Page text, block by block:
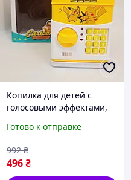
Копилка для детей с
голосовыми эффектами,
дома Сейф копилку детей
Готово к отправке
496₴
992 ₴